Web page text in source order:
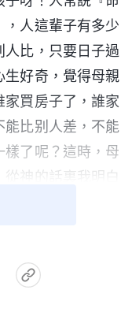
，人這輩子有多少
比，只要日子過
生好奇，覺得母親
家買房子了，誰家
能比别人差，不能
了呢？這時，母
神的話裏我明白
我們一生有多少
啊！孩子，要不